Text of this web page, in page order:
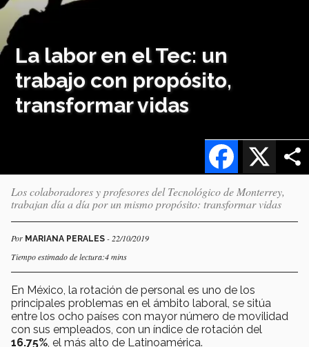
La labor en el Tec: un
trabajo con propósito,
transformar vidas
X
Facebook
Los colaboradores y profesores del Tecnológico de Monterrey,
trabajan día a día por un mismo propósito: transformar vidas
Por MARIANA PERALES - 22/10/2019
Tiempo estimado de lectura:4 mins
En México, la rotación de personal es uno de los
principales problemas en el ámbito laboral, se sitúa
entre los ocho países con mayor número de movilidad
con sus empleados, con un índice de rotación del
16.75% , el más alto de Latinoamérica.